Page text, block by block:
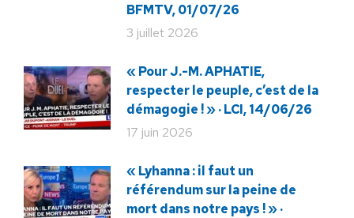
BFMTV, 01/07/26
3 juillet 2026
« Pour J.-M. APHATIE,
respecter le peuple, c’est de la
démagogie ! » · LCI, 14/06/26
17 juin 2026
« Lyhanna : il faut un
référendum sur la peine de
mort dans notre pays ! » ·